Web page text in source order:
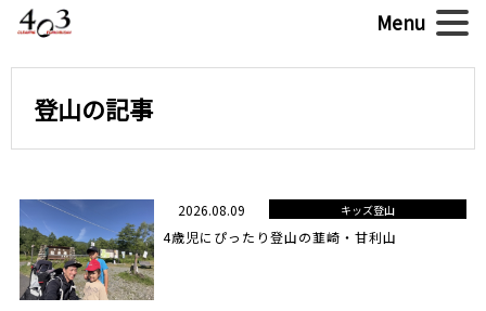
登山の記事
2026.08.09 キッズ登山
4歳児にぴったり登山の韮崎・甘利山